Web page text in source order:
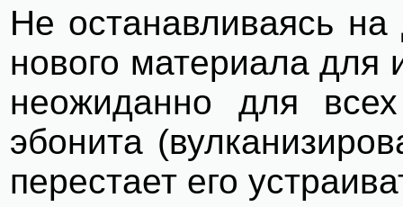
Не останавливаясь
нового материала для
неожиданно для
эбонита
перестает его